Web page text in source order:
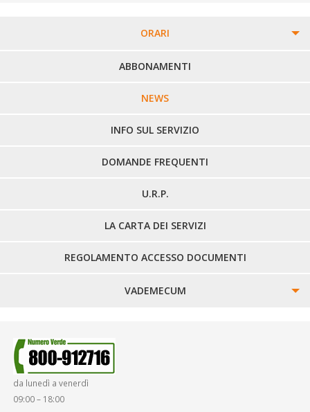
ORARI
PERCORSI URBANI IN BIELLA
LINEE URBANE VERCELLI
LINEE EXTRAURBANE
ABBONAMENTI
NEWS
INFO SUL SERVIZIO
DOMANDE FREQUENTI
U.R.P.
LA CARTA DEI SERVIZI
REGOLAMENTO ACCESSO DOCUMENTI
VADEMECUM
SMARRIMENTO OGGETTI
da lunedì a venerdì
09:00 – 18:00